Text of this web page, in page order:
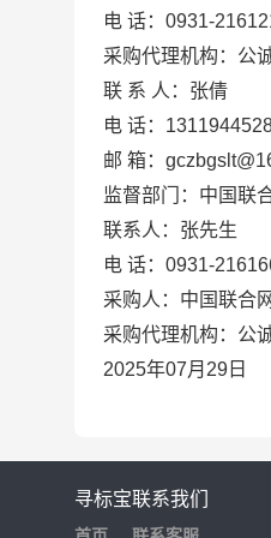
电 话： 0931-
采购代理机构： 公
联 系 人： 张倩
电 话：
邮 箱：
监督部门：中国联
联系人：张先生
电 话：0931-
采购人： 中国联合
采购代理机构： 公
2025年07月 29 日
寻标宝联系我们